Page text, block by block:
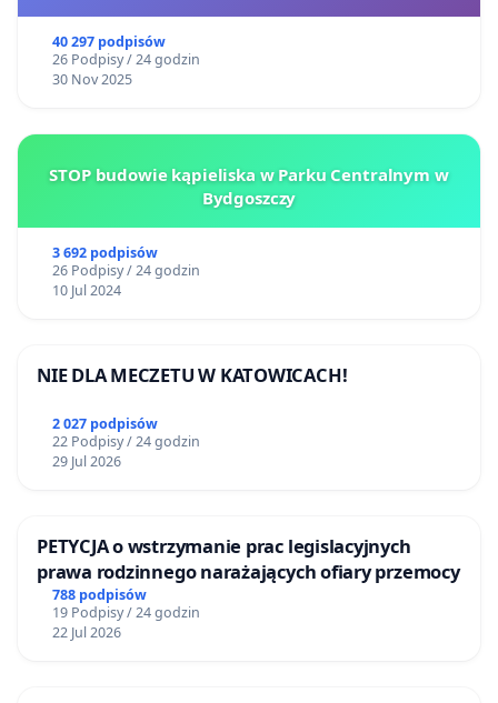
40 297 podpisów
26 Podpisy / 24 godzin
30 Nov 2025
STOP budowie kąpieliska w Parku Centralnym w
Bydgoszczy
3 692 podpisów
26 Podpisy / 24 godzin
10 Jul 2024
NIE DLA MECZETU W KATOWICACH!
2 027 podpisów
22 Podpisy / 24 godzin
29 Jul 2026
PETYCJA o wstrzymanie prac legislacyjnych
prawa rodzinnego narażających ofiary przemocy
788 podpisów
19 Podpisy / 24 godzin
22 Jul 2026